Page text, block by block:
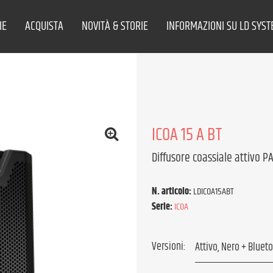
ACQUISTA NOVITÀ & STORIE INFORMAZIONI SU LD
ICOA 15 A BT
Diffusore coassiale attivo
N. articolo:LDICOA15ABT
Serie:ICOA
Versioni: